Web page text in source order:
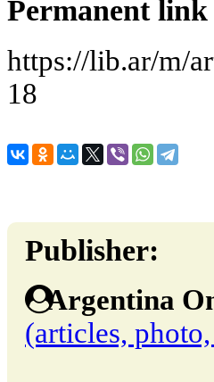
Permanent
https://lib.ar/m/
18
Publisher:
Argentina
(articles,